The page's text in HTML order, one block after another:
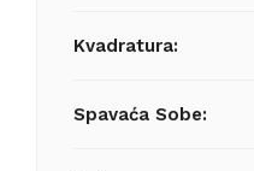
Kvadratura:
Spavaća Sobe: